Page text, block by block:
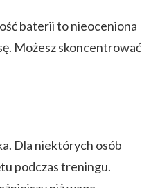
baterii to nieoceniona
Możesz skoncentrować
Dla niektórych osób
podczas treningu.